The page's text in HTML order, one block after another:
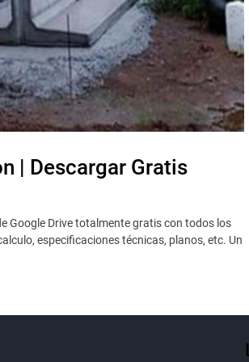
| Descargar Gratis
Google Drive totalmente gratis con todos los
especificaciones técnicas, planos, etc. Un